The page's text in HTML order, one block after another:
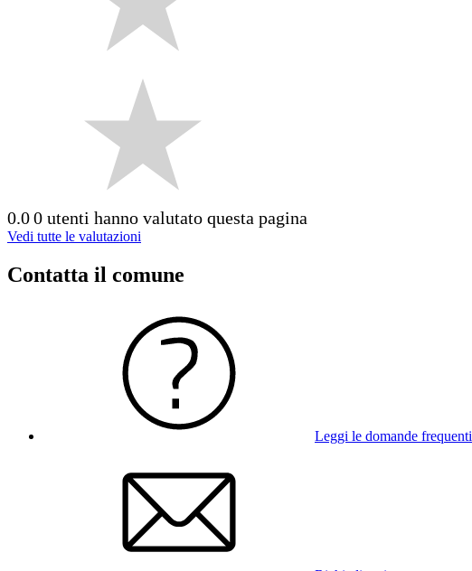
0.00 utenti hanno valutato questa pagina
Vedi tutte le valutazioni
Contatta il comune
Leggi le domande frequenti